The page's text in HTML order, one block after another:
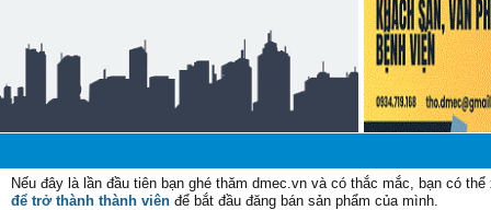
Nếu đây là lần đầu tiên bạn ghé thăm dmec.vn và có thắc mắc, bạn có
để trở thành thành viên để bắt đầu đăng bán sản phẩm của mình.